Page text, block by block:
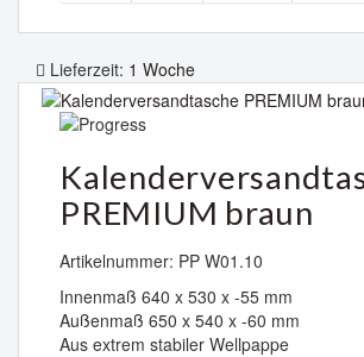
Lieferzeit: 1 Woche
PREMIUM braun
Artikelnummer: PP W01.10
Innenmaß 640 x 530 x -55 mm
Außenmaß 650 x 540 x -60 mm
Aus extrem stabiler Wellpappe